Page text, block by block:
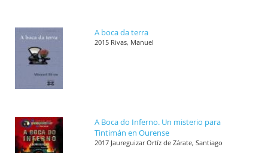
A boca da terra
2015 Rivas, Manuel
A Boca do Inferno. Un misterio para
Tintimán en Ourense
2017 Jaureguizar Ortíz de Zárate, Santiago